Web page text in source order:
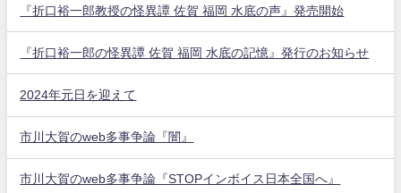
『折口裕一郎教授の怪異譚 佐賀 福岡 水底の声』発売開始
『折口裕一郎の怪異譚 佐賀 福岡 水底の記憶』発行のお知らせ
2024年元日を迎えて
市川大賀のweb多事争論『闇』
市川大賀のweb多事争論『STOPインボイス日本全国へ』